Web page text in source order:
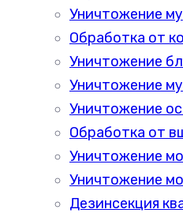
Уничтожение
Обработка от
Уничтожение
Уничтожение
Уничтожение
Обработка от
Уничтожение
Уничтожение
Дезинсекция